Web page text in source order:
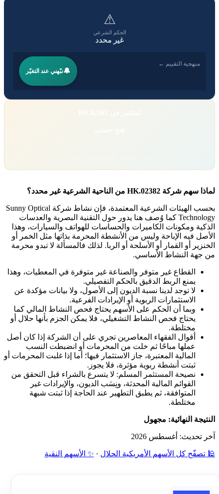
⚠
الحكم الشرعي
غير محدد
منهجية التقييم ←
🔔نبّهني عند التغيّر
لماذا سهم شركة 02382.HK من الناحية الشرعية غير محدد؟
بحسب الهيئات الشرعية المعتمدة، فإن نشاط شركة Sunny Optical
Technology كما وُصف هنا يدور حول التقنية البصرية والعدسات
الذكية ومكونات الكاميرات والحساسات للهواتف والسيارات، وهذا
الأصل فيه الإباحة وليس من الأنشطة المحرمة بذاتها مثل الخمر أو
الخنزير أو القمار أو الأسلحة أو الربا. لذلك فالمسألة لا تبدو محرمة
من جهة النشاط الأساسي.
القطاع غير متوفر والصناعة غير متوفرة في المعطيات، وهذا
يمنع الربط الدقيق بالحكم التفصيلي.
لا توجد لدينا نسبة الديون إلى الأصول، ولا بيانات مؤكدة عن
الاستثمارات الربوية أو الإيرادات الفرعية.
وبما أن الحكم على الأسهم يحتاج فحص النشاط المالي كما
يحتاج فحص النشاط التشغيلي، فلا يمكن الجزم بأنها حلال أو
مختلطة.
أقوال الفقهاء المعاصرين تجري على أن الشركة إذا كان أصل
عملها مباحًا ثم خلت من المحرمات أو انضبطت النسب
المالية المعتبرة، جاز الاستثمار فيها؛ أما إذا غلبت المحرمات أو
ثبتت أنشطة ربوية مؤثرة، فلا يجوز.
نصيحة المستثمر المسلم: لا يتسرع بالشراء قبل التحقق من
القوائم المالية المحدثة، ونِسَب الديون، والإيرادات غير
المتوافقة، ثم يطبق التطهير عند الحاجة إذا ثبتت شبهة
مختلطة.
النتيجة النهائية: مجهول
آخر تحديث: أغسطس 2026
🕌 تصفّح كل الأسهم الأمريكية الحلال · ✨ الأسهم النقية